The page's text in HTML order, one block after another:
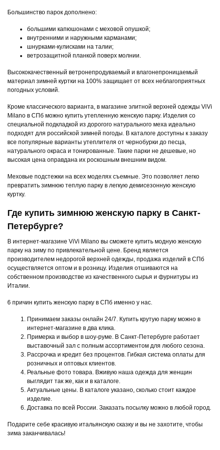
Большинство парок дополнено:
большими капюшонами с меховой опушкой;
внутренними и наружными карманами;
шнурками-кулисками на талии;
ветрозащитной планкой поверх молнии.
Высококачественный ветронепродуваемый и влагонепроницаемый
материал зимней куртки на 100% защищает от всех неблагоприятных
погодных условий.
Кроме классического варианта, в магазине элитной верхней одежды ViVi
Milano в СПб можно купить утепленную женскую парку. Изделия со
специальной подкладкой из дорогого натурального меха идеально
подходят для российской зимней погоды. В каталоге доступны к заказу
все популярные варианты утеплителя от чернобурки до песца,
натурального окраса и тонированные. Такие парки не дешевые, но
высокая цена оправдана их роскошным внешним видом.
Меховые подстежки на всех моделях съемные. Это позволяет легко
превратить зимнюю теплую парку в легкую демисезонную женскую
куртку.
Где купить зимнюю женскую парку в Санкт-
Петербурге?
В интернет-магазине ViVi Milano вы сможете купить модную женскую
парку на зиму по привлекательной цене. Бренд является
производителем недорогой верхней одежды, продажа изделий в СПб
осуществляется оптом и в розницу. Изделия отшиваются на
собственном производстве из качественного сырья и фурнитуры из
Италии.
6 причин купить женскую парку в СПб именно у нас.
Принимаем заказы онлайн 24/7. Купить крутую парку можно в
интернет-магазине в два клика.
Примерка и выбор в шоу-руме. В Санкт-Петербурге работает
выставочный зал с полным ассортиментом для любого сезона.
Рассрочка и кредит без процентов. Гибкая система оплаты для
розничных и оптовых клиентов.
Реальные фото товара. Вживую наша одежда для женщин
выглядит так же, как и в каталоге.
Актуальные цены. В каталоге указано, сколько стоит каждое
изделие.
Доставка по всей России. Заказать посылку можно в любой город.
Подарите себе красивую итальянскую сказку и вы не захотите, чтобы
зима заканчивалась!